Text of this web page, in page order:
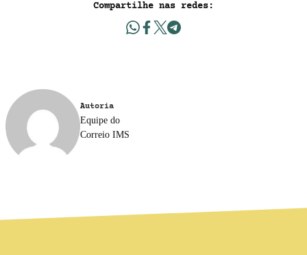
Compartilhe nas redes:
Autoria
Equipe do
Correio IMS